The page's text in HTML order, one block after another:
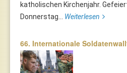
katholischen Kirchenjahr.
Donnerstag... Weiterlesen
66. Internationale